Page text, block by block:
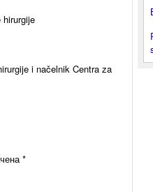
i načelnik Centra za
*